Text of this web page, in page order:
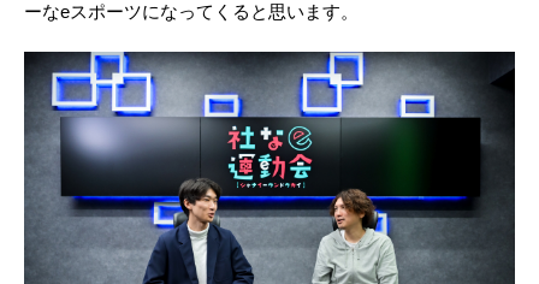
ーなeスポーツになってくると思います。